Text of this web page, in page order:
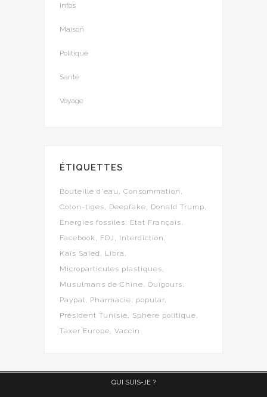
Infos
Maison
Politique
Santé
Voyage
ÉTIQUETTES
Bouteille d'eau
Consommation
Coton-tiges
Deepfake
Donald Trump
Energies fossiles
Etat Français
Facebook
FDJ
Interdiction
Kaïs Saïed
Libra
Microparticules plastiques
Musulmans de Chine
Ouïgours
Paypal
Pharmacie
popular
Président Tunisie
Sphère politique
Taxer Europe
Vaccin
QUI SUIS-JE ?